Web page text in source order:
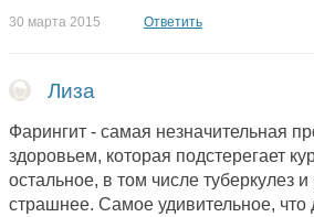
30 марта 2015 Ответить
Лиза
Фарингит - самая незначительная
здоровьем, которая подстерегает
остальное, в том числе туберкулез и
страшнее. Самое удивительное, что